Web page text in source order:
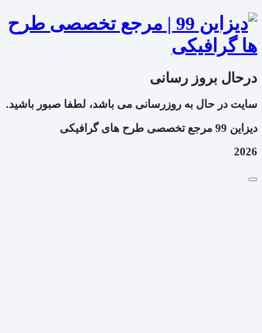
درحال بروز رسانی
سایت در حال به روزرسانی می باشد، لطفا صبور باشید.
دیزاین 99 مرجع تخصصی طرح های گرافیکی
2026